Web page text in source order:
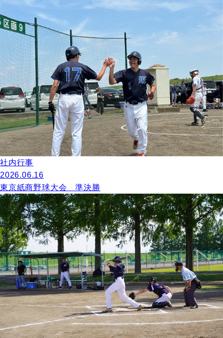
社内行事
2026.06.16
東京紙商野球大会 準決勝